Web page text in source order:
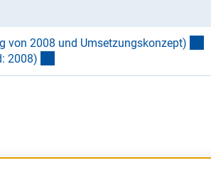
von 2008 und Umsetzungskonzept)
2008)